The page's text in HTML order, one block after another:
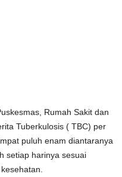
Rumah Sakit dan
Tuberkulosis ( TBC) per
puluh enam diantaranya
setiap harinya sesuai